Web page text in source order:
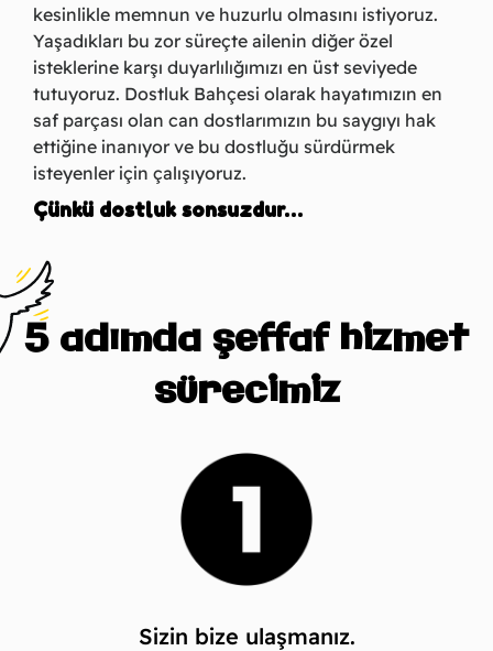
kesinlikle memnun ve huzurlu olmasını istiyoruz.
Yaşadıkları bu zor süreçte ailenin diğer özel
isteklerine karşı duyarlılığımızı en üst seviyede
tutuyoruz. Dostluk Bahçesi olarak hayatımızın en
saf parçası olan can dostlarımızın bu saygıyı hak
ettiğine inanıyor ve bu dostluğu sürdürmek
isteyenler için çalışıyoruz.
Çünkü dostluk sonsuzdur…
5 adımda şeffaf hizmet
sürecimiz
Sizin bize ulaşmanız.